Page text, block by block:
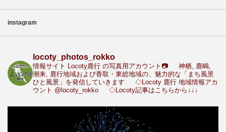
instagram
locoty_photos_rokko
情報サイト Locoty鹿行 の写真用アカウント📷
神栖, 鹿嶋,
潮来, 鹿行地域および香取・東総地域の、魅力的な「まち風景
ひと風景」を発信していきます
◇Locoty 鹿行 地域情報アカ
ウント @locoty_rokko ◇Locoty記事はこちらから↓↓↓